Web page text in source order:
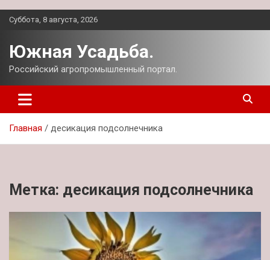
Перейти
Суббота, 8 августа, 2026
Южная Усадьба.
Российский агропромышленный портал.
Главная десикация подсолнечника
Метка: десикация подсолнечника